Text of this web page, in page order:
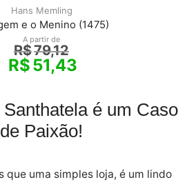
Hans Memling
e o Menino (1475)
A partir de
R$79,12
R$51,43
é um Caso
de Paixão!
que uma simples loja, é um lindo